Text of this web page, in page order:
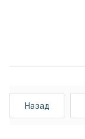
Назад